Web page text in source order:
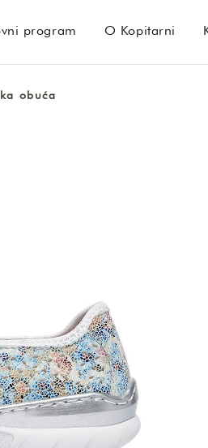
program O Kopitarni
obuća